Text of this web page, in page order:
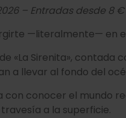
– Entradas desde 8 €
—literalmente— en
«La Sirenita», contada
a llevar al fondo del
con conocer el mundo
a la superficie.